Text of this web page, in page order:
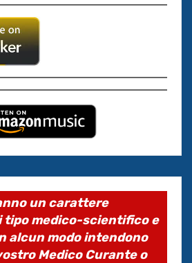
un carattere
tipo medico-scientifico e
alcun modo intendono
Medico Curante o